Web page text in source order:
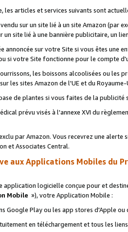
les articles et services suivants sont
sur un site lié à un site Amazon (par
un site lié à une bannière publicitaire, un
annoncée sur votre Site si vous êtes une
si votre Site fonctionne pour le compte
les boissons alcoolisées ou les
les sites Amazon de l'UE et du Royaume-
de plantes si vous faites de la publicité
prévu visés à l'annexe XVI du
par Amazon. Vous recevrez une alerte
et Associates Central.
aux Applications Mobiles du
application logicielle conçue pour et
Mobile »), votre Application Mobile :
Google Play ou les app stores d'Apple ou
en téléchargement et tous les